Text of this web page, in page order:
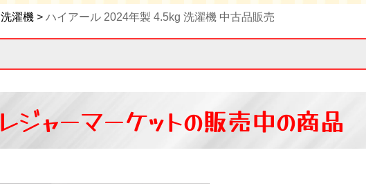
洗濯機 > ハイアール 2024年製 4.5kg 洗濯機 中古品販売
ジャーマーケットの販売中の商品